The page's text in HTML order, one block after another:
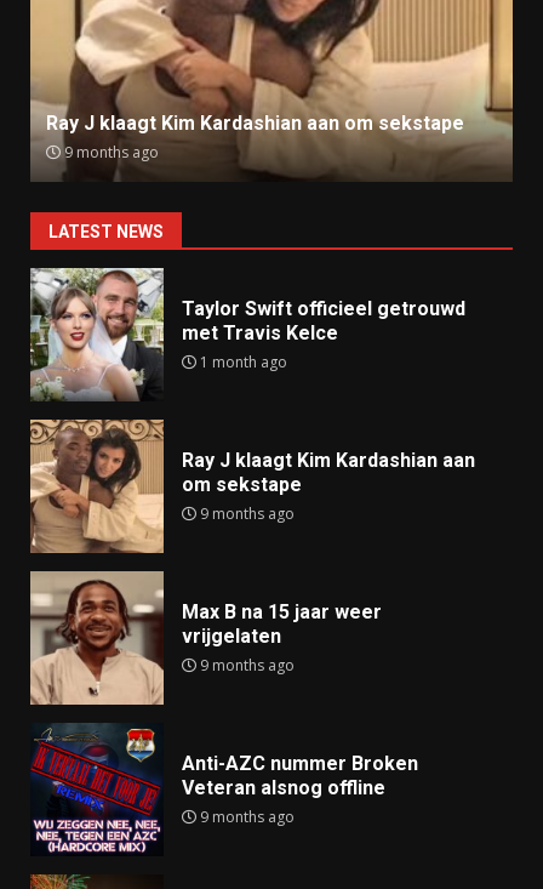
Ray J klaagt Kim Kardashian aan om sekstape
9 months ago
LATEST NEWS
Taylor Swift officieel getrouwd
met Travis Kelce
1 month ago
Ray J klaagt Kim Kardashian aan
om sekstape
9 months ago
Max B na 15 jaar weer
vrijgelaten
9 months ago
Anti-AZC nummer Broken
Veteran alsnog offline
9 months ago